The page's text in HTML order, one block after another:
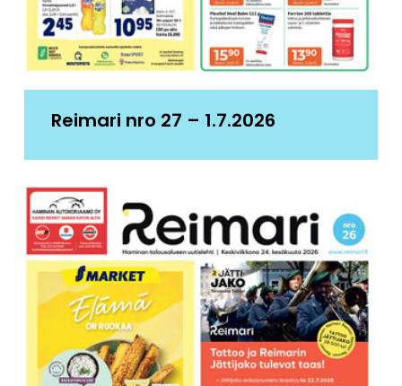
Reimari nro 27 – 1.7.2026